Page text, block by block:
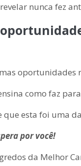
nunca fez
oportunidades
como faz
que esta foi uma
por você!